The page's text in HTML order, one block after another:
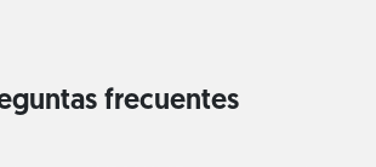
frecuentes